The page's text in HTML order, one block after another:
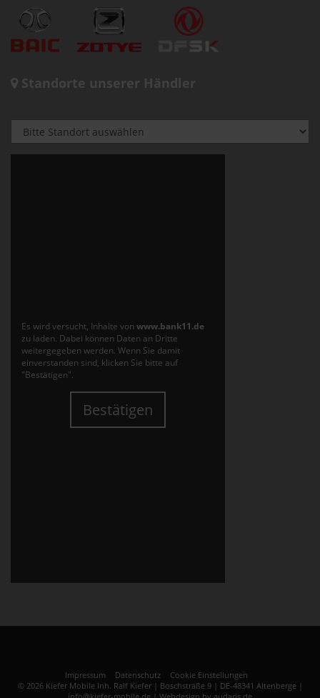
Standorte unserer Händler
Es wird versucht, Inhalte von www.bank11.de
zu laden. Dabei können Daten an Dritte
weitergegeben werden. Wenn Sie damit
einverstanden sind, klicken Sie bitte auf
"Bestätigen".
Bestätigen
Impressum Datenschutz
Cookie Einstellungen
© 2026 Kiefer Mobile Inh. Ralf Kiefer | Boschstraße 9 | DE-48341 Altenberge |